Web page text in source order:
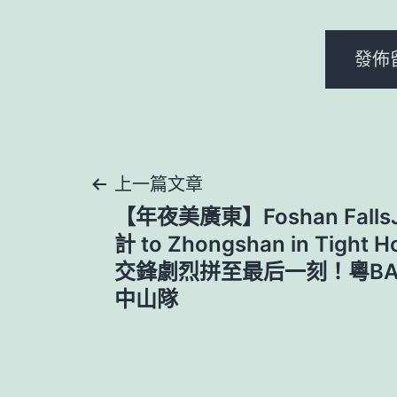
文
章
導
上一篇文章
【年夜美廣東】Foshan
計 to Zhongshan in Tight
交鋒劇烈拼至最后一刻！粵
中山隊